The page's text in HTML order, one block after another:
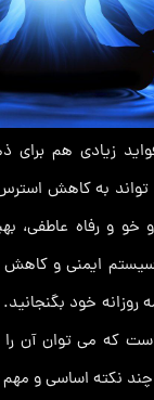
زیادی هم برای
به کاهش استرس
خو و رفاه عاطفی،
ایمنی و کاهش
روزانه خود
که می توان آن
چند نکته اساسی و